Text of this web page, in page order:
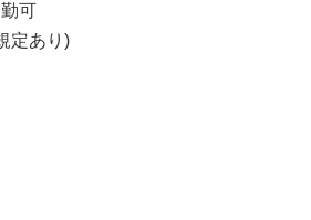
可
定あり)